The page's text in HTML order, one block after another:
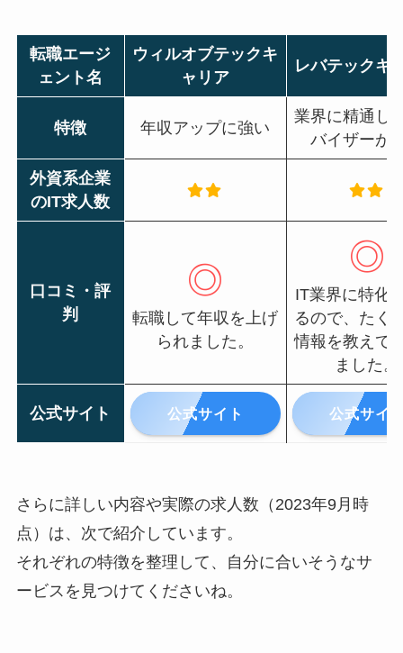
転職エージ
ェント名
ウィルオブテックキ
ャリア
レバテックキ
特徴 年収アップに強い
業界に精通し
バイザーが
外資系企業
のIT求人数
口コミ・評
判
◎
転職して年収を上げ
られました。
◎
IT業界に特化
るので、たく
情報を教えて
ました。
公式サイト 公式サイト 公式サイ
さらに詳しい内容や実際の求人数（2023年9月時
点）は、次で紹介しています。
それぞれの特徴を整理して、自分に合いそうなサ
ービスを見つけてくださいね。